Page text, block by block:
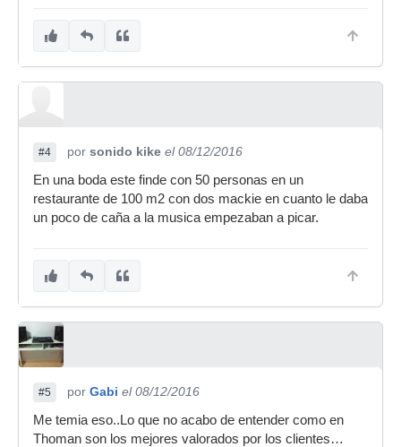
#4 por sonido kike el 08/12/2016
En una boda este finde con 50 personas en un
restaurante de 100 m2 con dos mackie en cuanto le daba
un poco de caña a la musica empezaban a picar.
#5 por Gabi el 08/12/2016
Me temia eso..Lo que no acabo de entender como en
Thoman son los mejores valorados por los clientes…